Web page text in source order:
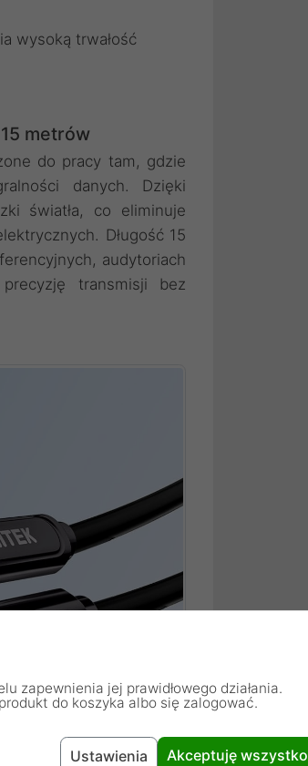
wysoką trwałość
metrów
do pracy tam, gdzie
danych. Dzięki
światła, co eliminuje
Długość 15
audytoriach
transmisji bez
zapewnienia jej prawidłowego działania.
do koszyka albo się zalogować.
Ustawienia Akceptuję wszystko